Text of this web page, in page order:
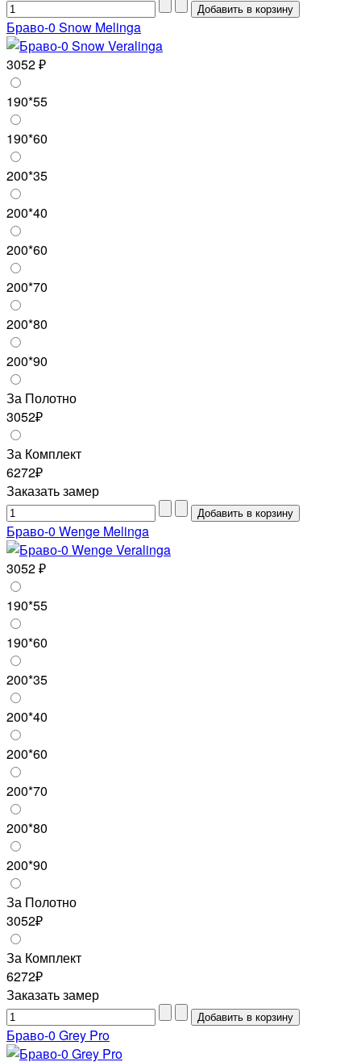
Браво-0 Snow Melinga
3052 ₽
190*55
190*60
200*35
200*40
200*60
200*70
200*80
200*90
За Полотно
3052₽
За Комплект
6272₽
Заказать замер
Браво-0 Wenge Melinga
3052 ₽
190*55
190*60
200*35
200*40
200*60
200*70
200*80
200*90
За Полотно
3052₽
За Комплект
6272₽
Заказать замер
Браво-0 Grey Pro